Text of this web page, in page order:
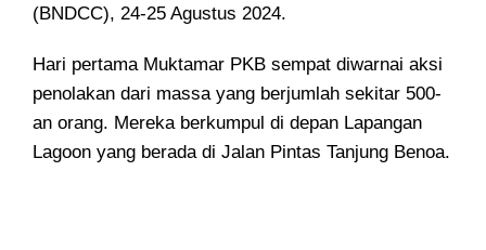
(BNDCC), 24-25 Agustus 2024.
Hari pertama Muktamar PKB sempat diwarnai aksi
penolakan dari massa yang berjumlah sekitar 500-
an orang. Mereka berkumpul di depan Lapangan
Lagoon yang berada di Jalan Pintas Tanjung Benoa.